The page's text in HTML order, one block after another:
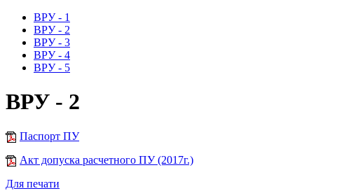
ВРУ - 1
ВРУ - 2
ВРУ - 3
ВРУ - 4
ВРУ - 5
ВРУ - 2
Паспорт ПУ
Акт допуска расчетного ПУ (2017г.)
Для печати